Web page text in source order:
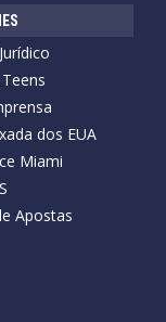
dos EUA
Miami
Apostas